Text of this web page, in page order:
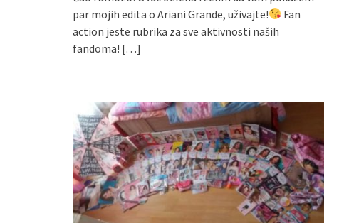
par mojih edita o Ariani Grande, uživajte!
Fan
action jeste rubrika za sve aktivnosti naših
fandoma! […]